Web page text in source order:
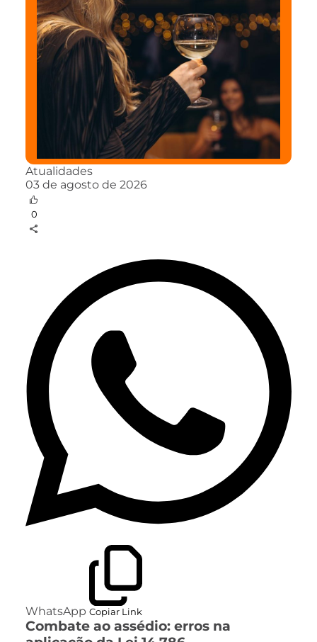
Atualidades
03 de agosto de 2026
0
WhatsApp Copiar Link
Combate ao assédio: erros na